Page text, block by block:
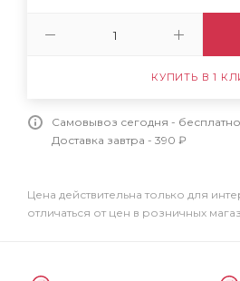
КУПИТЬ В 1
Самовывоз сегодня - бесплатно
Доставка завтра - 390 ₽
Цена действительна только для
отличаться от цен в розничных